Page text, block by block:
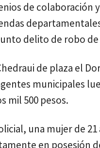
de colaboración
delito de robo
de plaza el
municipales
mil 500 pesos.
una mujer de
en posesión